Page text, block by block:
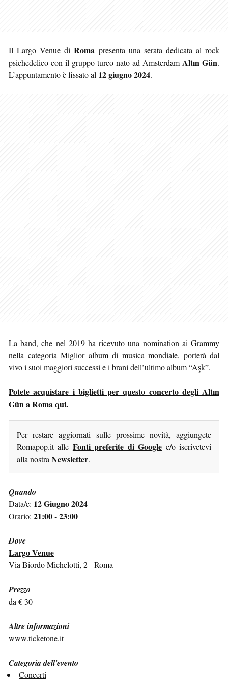
Il Largo Venue diRoma presenta una serata dedicata al rock
psichedelico con il gruppo turco nato ad Amsterdam Altın Gün.
L’appuntamento è fissato al 12 giugno 2024.
La band, che nel 2019 ha ricevuto una nomination ai Grammy
nella categoria Miglior album di musica mondiale, porterà dal
vivo i suoi maggiori successi e i brani dell’ultimo album “Aşk”.
Potete acquistare i biglietti per questo concerto degli Altın
Gün a Roma qui.
Per restare aggiornati sulle prossime novità, aggiungete
Romapop.it alle Fonti preferite di Google e/o iscrivetevi
alla nostra Newsletter.
Quando
Data/e: 12 Giugno 2024
Orario: 21:00 - 23:00
Dove
Largo Venue
Via Biordo Michelotti, 2 - Roma
Prezzo
da € 30
Altre informazioni
www.ticketone.it
Categoria dell'evento
Concerti